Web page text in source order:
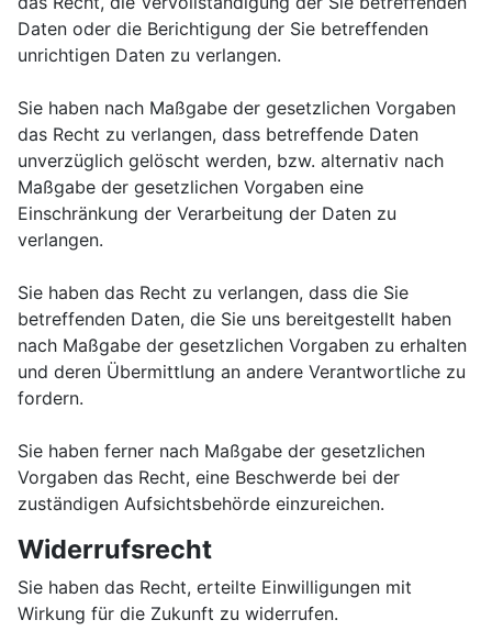
Daten oder die Berichtigung der Sie betreffenden
unrichtigen Daten zu verlangen.
Sie haben nach Maßgabe der gesetzlichen Vorgaben
das Recht zu verlangen, dass betreffende Daten
unverzüglich gelöscht werden, bzw. alternativ nach
Maßgabe der gesetzlichen Vorgaben eine
Einschränkung der Verarbeitung der Daten zu
verlangen.
Sie haben das Recht zu verlangen, dass die Sie
betreffenden Daten, die Sie uns bereitgestellt haben
nach Maßgabe der gesetzlichen Vorgaben zu erhalten
und deren Übermittlung an andere Verantwortliche zu
fordern.
Sie haben ferner nach Maßgabe der gesetzlichen
Vorgaben das Recht, eine Beschwerde bei der
zuständigen Aufsichtsbehörde einzureichen.
Widerrufsrecht
Sie haben das Recht, erteilte Einwilligungen mit
Wirkung für die Zukunft zu widerrufen.